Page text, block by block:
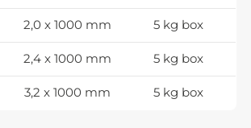
2,0 x 1000 mm 5 kg box
2,4 x 1000 mm 5 kg box
3,2 x 1000 mm 5 kg box